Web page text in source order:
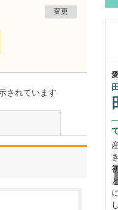
変更
されています
ニック
いるように、リハビリ
ゃいますね。